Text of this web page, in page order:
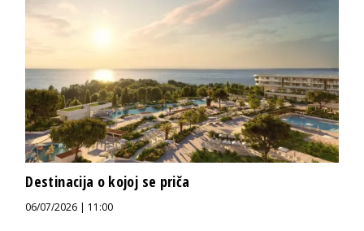
Destinacija o kojoj se priča
06/07/2026 | 11:00